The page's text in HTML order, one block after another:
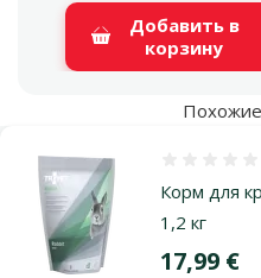
Добавить в
корзину
Корм для
1,2 кг
Цена
17,99 €